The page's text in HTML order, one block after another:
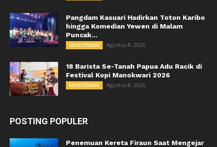
Pangdam Kasuari Hadirkan Toton Karibo
hingga Komedian Yewen di Malam
Puncak...
MANOKWARI Agustus 8, 2026
18 Barista Se-Tanah Papua Adu Racik di
Festival Kopi Manokwari 2026
MANOKWARI Agustus 8, 2026
POSTING POPULER
Penemuan Kereta Firaun Saat Mengejar